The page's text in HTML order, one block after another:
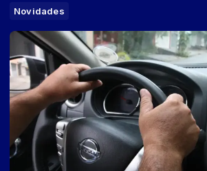
Novidades